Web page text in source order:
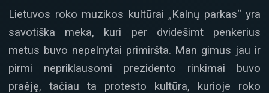
Lietuvos roko muzikos kultūrai „Kalnų parkas“ yra
savotiška meka, kuri per dvidešimt penkerius
metus buvo nepelnytai primiršta. Man gimus jau ir
pirmi nepriklausomi prezidento rinkimai buvo
praėję, tačiau ta protesto kultūra, kurioje roko